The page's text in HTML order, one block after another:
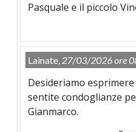
Pasquale e il piccolo
Lainate, 27/03/2026 ore
Desideriamo
sentite condoglianze
Gianmarco.